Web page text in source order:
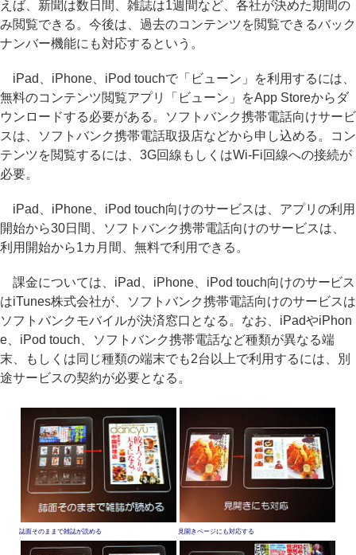
えば、新聞は数日間、雑誌は1週間など、各社が決めた期間の
み閲覧できる。今後は、過去のコンテンツを閲覧できるバック
ナンバー機能にも対応するという。
iPad、iPhone、iPod touchで「ビューン」を利用するには、
無料のコンテンツ閲覧アプリ「ビューン」をApp Storeからダ
ウンロードする必要がある。ソフトバンク携帯電話向けサービ
スは、ソフトバンク携帯電話取扱店などから申し込める。コン
テンツを閲覧するには、3G回線もしくはWi-Fi回線への接続が
必要。
iPad、iPhone、iPod touch向けのサービスは、アプリの利用
開始から30日間、ソフトバンク携帯電話向けのサービスは、
利用開始から1カ月間、無料で利用できる。
課金については、iPad、iPhone、iPod touch向けのサービス
はiTunes株式会社が、ソフトバンク携帯電話向けのサービスは
ソフトバンクモバイルが決済窓口となる。なお、iPadやiPhon
e、iPod touch、ソフトバンク携帯電話など種類が異なる端
末、もしくは同じ種類の端末でも2台以上で利用するには、別
途サービスの契約が必要となる。
誌面そのままで雑誌が読める 見開きページにも対応する